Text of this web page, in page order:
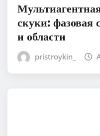
скуки: фазовая
и области
pristroykin_